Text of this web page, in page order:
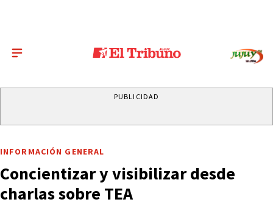
PUBLICIDAD
INFORMACIÓN GENERAL
Concientizar y visibilizar desde
charlas sobre TEA